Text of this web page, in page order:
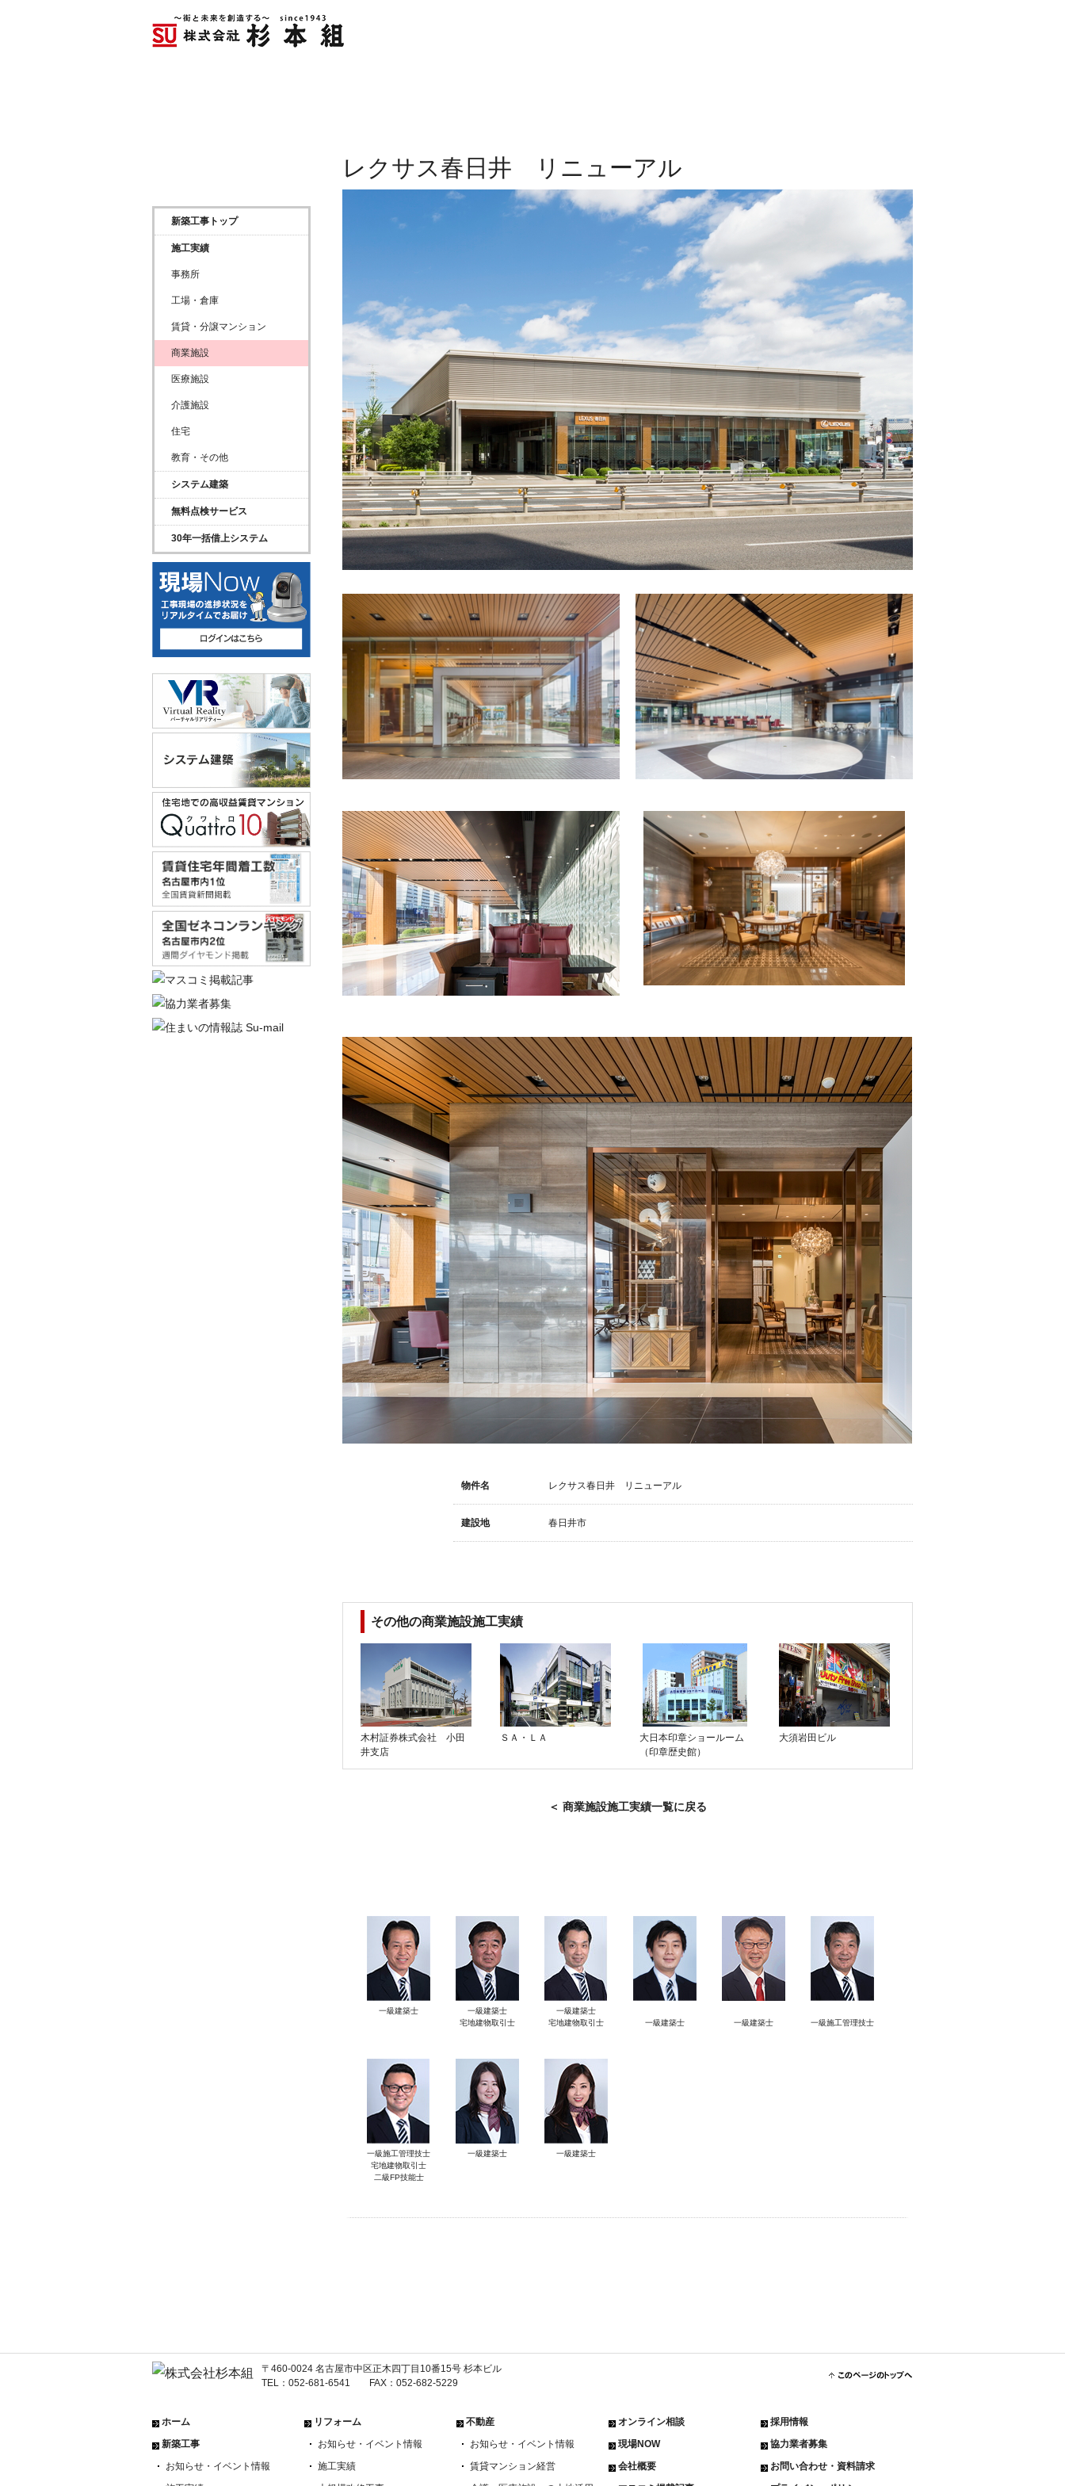
レクサス春日井 リニューアル
Data建物概要
物件名 レクサス春日井 リニューアル
建設地 春日井市
その他の商業施設施工実績
木村証券株式会社 小田
井支店
ＳＡ・ＬＡ
大日本印章ショールーム
（印章歴史館）
大須岩田ビル
＜ 商業施設施工実績一覧に戻る
一級建築士
一級建築士
宅地建物取引士
一級建築士
宅地建物取引士
一級建築士 一級建築士 一級施工管理技士
一級施工管理技士
宅地建物取引士
二級FP技能士
一級建築士 一級建築士
新築工事トップ
施工実績
事務所
工場・倉庫
賃貸・分譲マンション
商業施設
医療施設
介護施設
住宅
教育・その他
システム建築
無料点検サービス
30年一括借上システム
〒460-0024 名古屋市中区正木四丁目10番15号 杉本ビル
TEL：052-681-6541 FAX：052-682-5229
ホーム
新築工事
お知らせ・イベント情報
リフォーム
お知らせ・イベント情報
施工実績
不動産
お知らせ・イベント情報
賃貸マンション経営
オンライン相談
現場NOW
会社概要
採用情報
協力業者募集
お問い合わせ・資料請求